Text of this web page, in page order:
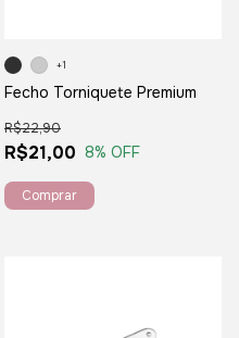
Fecho Torniquete Premium
R$21,00
R$22,90
8% OFF
+1
Comprar